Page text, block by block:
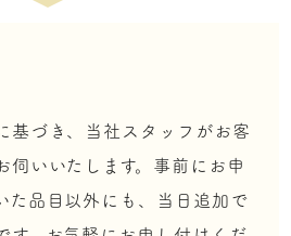
基づき、当社スタッフがお客
伺いいたします。事前にお申
た品目以外にも、当日追加で